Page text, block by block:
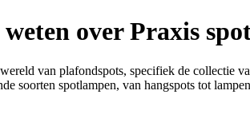
over Praxis
van plafondspots, specifiek de collectie
soorten spotlampen, van hangspots tot